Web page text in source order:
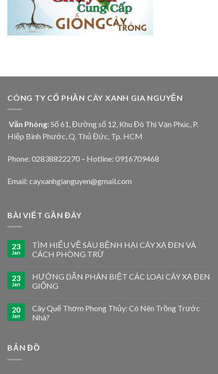
CÔNG TY CỔ PHẦN CÂY XANH GIA NGUYỄN
Văn Phòng: Số 61, Đường số 12, Khu Đô Thị Vạn Phúc, P.
Hiệp Bình Phước, Q. Thủ Đức, Tp. HCM
Phone: 02838822270 – Hotline: 0916709468
Email: cayxanhgianguyen@gmail.com
BÀI VIẾT GẦN ĐÂY
23
Jan
TÌM HIỂU VỀ SÂU BỆNH HẠI CÂY XẠ ĐEN VÀ
CÁCH PHÒNG TRỪ
23
Jan
HƯỚNG DẪN PHÂN BIỆT CÁC LOẠI CÂY XẠ ĐEN
GIỐNG
20
Jan
Cây Quế Thơm Phong Thủy: Có Nên Trồng Trước
Nhà?
BẢN ĐỒ